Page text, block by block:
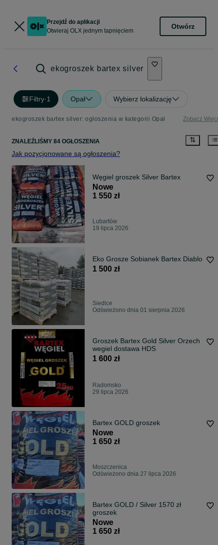
Przejdź do aplikacji
Otwieraj OLX jednym tapnięciem
Otwórz
ekogroszek bartex silver
Filtry·1 Opał Wybierz lokalizację
ekogroszek bartex silver: ogłoszenia w kategorii Opał Zobacz
ZNALEŹLIŚMY 84 OGŁOSZENIA
Jak pozycjonowane są ogłoszenia?
Węgiel groszek Silver Bartex
Nowe
1 550 zł
Lubartów
19 lipca 2026
Eko Grosze Sobianek Bartex Diablo
1 500 zł
Siedlce
Odświeżono dnia 01 sierpnia 2026
Groszek Bartex Gold Silver Orzech
wegiel dostawa HDS
1 600 zł
Radomsko
29 lipca 2026
Bartex GOLD groszek
Nowe
1 650 zł
Moszczenica
Odświeżono dnia 27 lipca 2026
Bartex GOLD / Silver 1570 zł
groszek
Nowe
1 650 zł